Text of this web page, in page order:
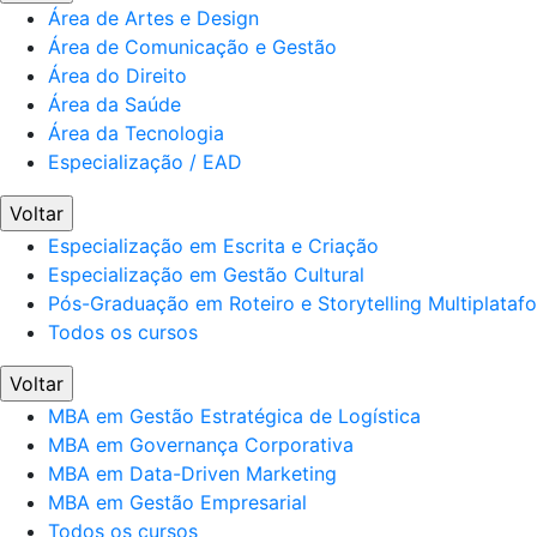
Área de Artes e Design
Área de Comunicação e Gestão
Área do Direito
Área da Saúde
Área da Tecnologia
Especialização / EAD
Voltar
Especialização em Escrita e Criação
Especialização em Gestão Cultural
Pós-Graduação em Roteiro e Storytelling
Todos os cursos
Voltar
MBA em Gestão Estratégica de Logística
MBA em Governança Corporativa
MBA em Data-Driven Marketing
MBA em Gestão Empresarial
Todos os cursos